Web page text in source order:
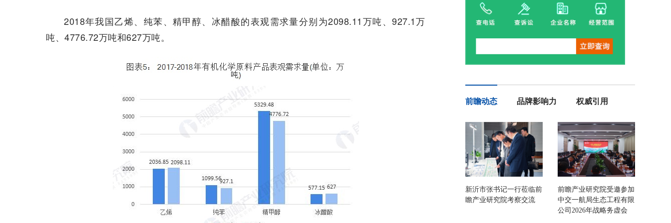
2018年我国乙烯、纯苯、精甲醇、冰醋酸的表观需求量分别为2098.11万吨、927.1万
吨、4776.72万吨和627万吨。
前瞻动态 品牌影响力 权威引用
新沂市张书记一行莅临前
瞻产业研究院考察交流
前瞻产业研究院受邀参加
中交一航局生态工程有限
公司2026年战略务虚会